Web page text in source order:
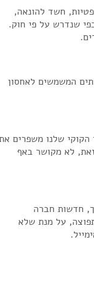
חשד להונאה,
שנדרש על פי חוק.
המשמשים לאחסון
הקוקי שלנו משפרים
לא מקושר באף
חדשות חברה
על מנת שלא